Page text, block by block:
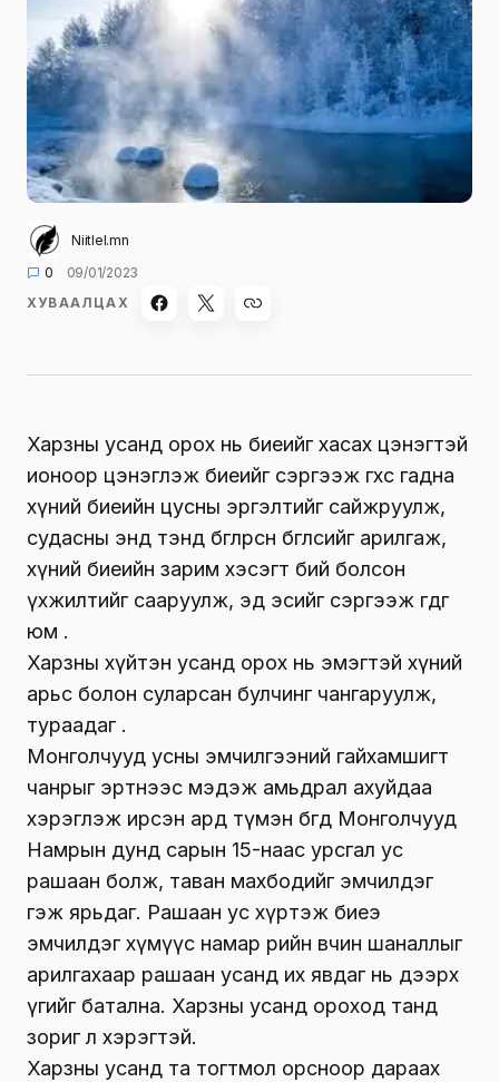
Niitlel.mn
0
09/01/2023
ХУВААЛЦАХ
Харзны усанд орох нь биеийг хасах цэнэгтэй
ионоор цэнэглэж биеийг сэргээж өгөхөөс гадна
хүний биеийн цусны эргэлтийг сайжруулж,
судасны энд тэнд бөглөрсөн бөглөөсийг арилгаж,
хүний биеийн зарим хэсэгт бий болсон
үхжилтийг сааруулж, эд эсийг сэргээж өгдөг
юм .
Харзны хүйтэн усанд орох нь эмэгтэй хүний
арьс болон суларсан булчинг чангаруулж,
тураадаг .
Монголчууд усны эмчилгээний гайхамшигт
чанрыг эртнээс мэдэж амьдрал ахуйдаа
хэрэглэж ирсэн ард түмэн бөгөөд Монголчууд
Намрын дунд сарын 15-наас урсгал ус
рашаан болж, таван махбодийг эмчилдэг
гэж ярьдаг. Рашаан ус хүртэж биеэ
эмчилдэг хүмүүс намар өөрийн өвчин шаналлыг
арилгахаар рашаан усанд их явдаг нь дээрх
үгийг батална. Харзны усанд ороход танд
зориг л хэрэгтэй.
Харзны усанд та тогтмол орсноор дараах